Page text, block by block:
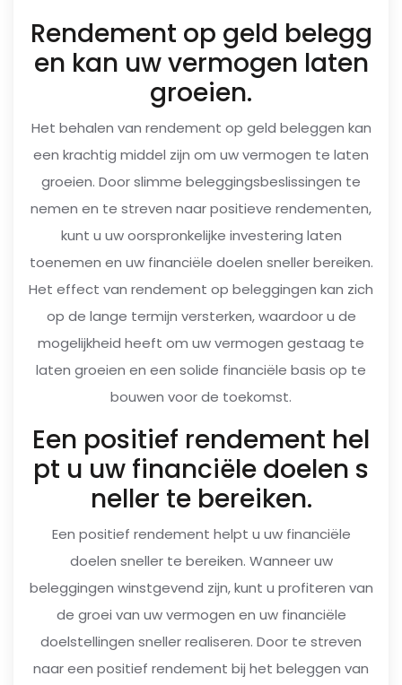
Rendement op geld belegg
en kan uw vermogen laten
groeien.
Het behalen van rendement op geld beleggen kan
een krachtig middel zijn om uw vermogen te laten
groeien. Door slimme beleggingsbeslissingen te
nemen en te streven naar positieve rendementen,
kunt u uw oorspronkelijke investering laten
toenemen en uw financiële doelen sneller bereiken.
Het effect van rendement op beleggingen kan zich
op de lange termijn versterken, waardoor u de
mogelijkheid heeft om uw vermogen gestaag te
laten groeien en een solide financiële basis op te
bouwen voor de toekomst.
Een positief rendement hel
pt u uw financiële doelen s
neller te bereiken.
Een positief rendement helpt u uw financiële
doelen sneller te bereiken. Wanneer uw
beleggingen winstgevend zijn, kunt u profiteren van
de groei van uw vermogen en uw financiële
doelstellingen sneller realiseren. Door te streven
naar een positief rendement bij het beleggen van